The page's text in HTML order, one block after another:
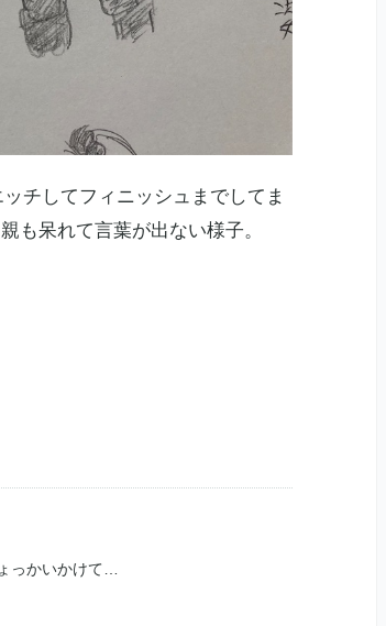
チしてフィニッシュまでしてま
も呆れて言葉が出ない様子。
っかいかけて…